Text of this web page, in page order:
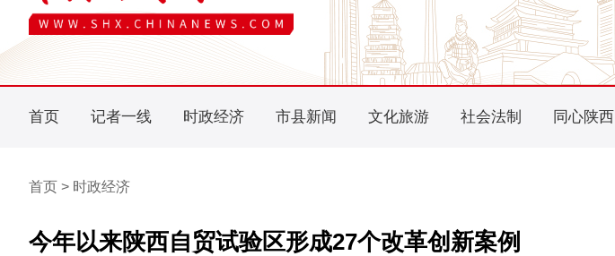
首页 记者一线 时政经济 市县新闻 文化旅游 社会法制 同心陕西
首页 > 时政经济
今年以来陕西自贸试验区形成27个改革创新案例